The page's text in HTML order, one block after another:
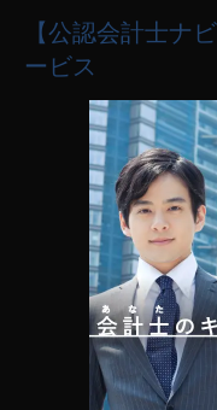
【公認会計士ナ
ービス